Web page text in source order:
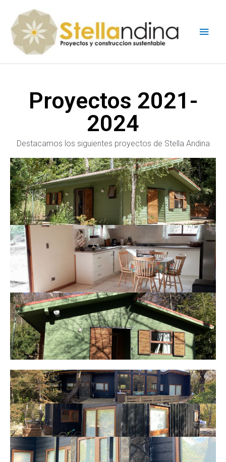
Proyectos 2021-
2024
Destacamos los siguientes proyectos de Stella Andina